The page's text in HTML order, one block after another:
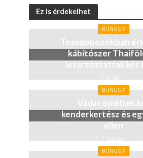
Ez is érdekelhet
BŰNÜGY
Teásdobozokban
kábítószer
letartóztattak két
3 hét
BŰNÜGY
Vádat emeltek
kenderkertész és
ellen
1 hónap
BŰNÜGY